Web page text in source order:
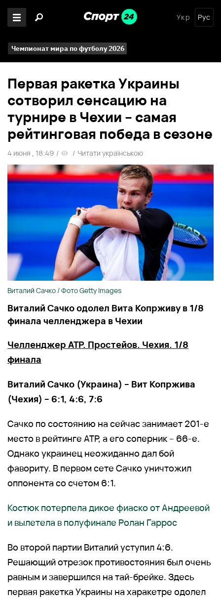
Укр Рус
Чемпионат мира по футболу 2026
Первая ракетка Украины
сотворил сенсацию на
турнире в Чехии – самая
рейтинговая победа в сезоне
4 июня , 18:49 / / Читати українською
Виталий Сачко / Фото Getty Images
Виталий Сачко одолел Вита Копрживу в 1/8
финала челленджера в Чехии
Челленджер ATP. Простейов. Чехия. 1/8
финала
Виталий Сачко (Украина) – Вит Копржива
(Чехия) – 6:1, 4:6, 7:6
Сачко по состоянию на сейчас занимает 201-е
место в рейтинге ATP, а его соперник – 66-е.
Однако украинец неожиданно дал бой
фавориту. В первом сете Сачко уничтожил
оппонента со счетом 6:1.
Костюк потерпела дикое фиаско от Андреевой
и вылетела в полуфинале Ролан Гаррос
Во второй партии Виталий уступил 4:6.
Решающий отрезок противостояния был очень
равным и завершился на тай-брейке. Здесь
первая ракетка Украины на харакетре одолел